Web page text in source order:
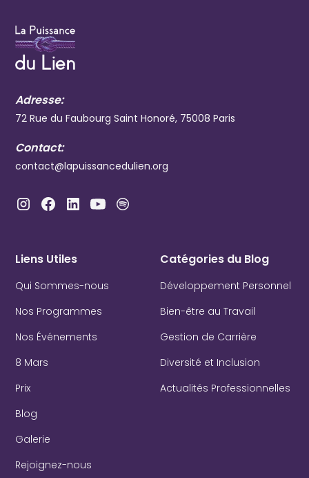
Adresse:
72 Rue du Faubourg Saint Honoré, 75008 Paris
Contact:
contact@lapuissancedulien.org
Liens Utiles
Qui Sommes-nous
Nos Programmes
Nos Événements
8 Mars
Prix
Blog
Galerie
Rejoignez-nous
Catégories du Blog
Développement Personnel
Bien-être au Travail
Gestion de Carrière
Diversité et Inclusion
Actualités Professionnelles